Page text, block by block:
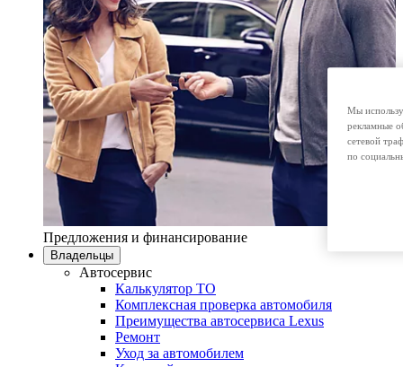
Предложения и финансирование
Владельцы
Автосервис
Калькулятор ТО
Комплексная проверка автомобиля
Преимущества автосервиса Lexus
Ремонт
Уход за автомобилем
Мы
рекламные
сетевой
по